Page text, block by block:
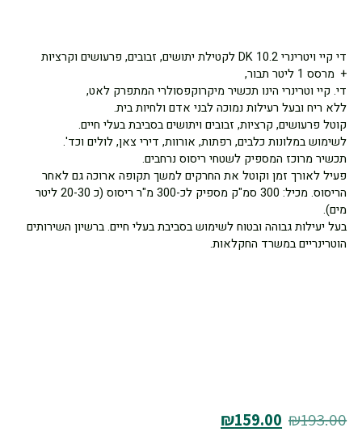
די קיי ויטרינרי DK 10.2 לקטילת יתושים, זבובים, פרעושים וקרציות
+ מרסס 1 ליטר תבור,
די. קיי וטרינרי הינו תכשיר מיקרוקפסולרי המתפרק לאט,
ללא ריח ובעל רעילות נמוכה לבני אדם ולחיות בית.
קוטל פרעושים, קרציות, זבובים ויתושים בסביבת בעלי חיים.
לשימוש במלונות כלבים, רפתות, אורוות, דירי צאן, לולים וכד'.
תכשיר מרוכז המספיק לשטחי ריסוס נרחבים.
פעיל לאורך זמן וקוטל את החרקים למשך תקופה ארוכה גם לאחר
הריסוס. מכיל: 300 סמ"ק מספיק לכ-300 מ"ר ריסוס (כ 20-30 ליטר
מים).
בעל יעילות גבוהה ובטוח לשימוש בסביבת בעלי חיים. ברשיון השירותים
הוטרינריים במשרד החקלאות.
₪193.00
₪159.00